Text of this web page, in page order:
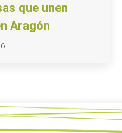
que unen
Aragón